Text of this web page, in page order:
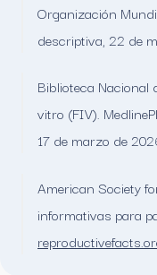
Organización
descriptiva, 22 de
Biblioteca Nacional
vitro (FIV).
17 de marzo de
American Society
informativas para